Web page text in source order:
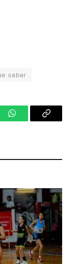
saber
WhatsAppCopy